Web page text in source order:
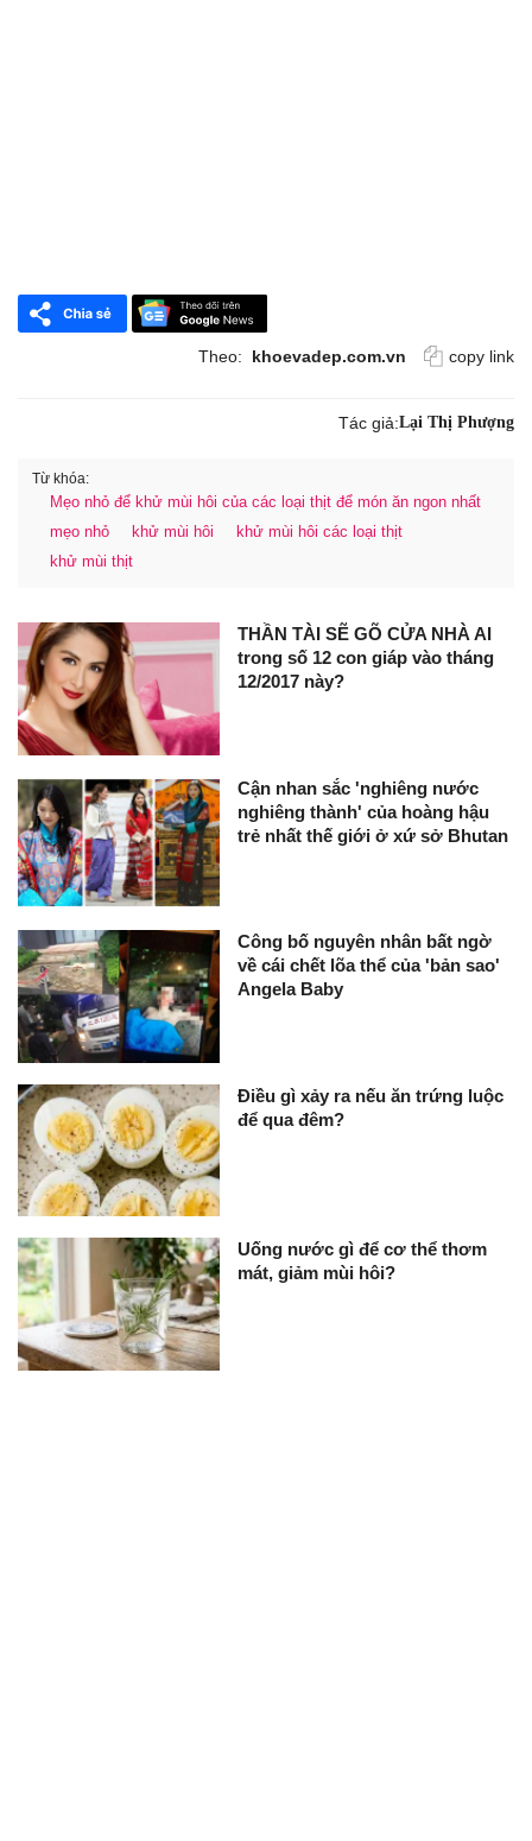
Theo: khoevadep.com.vn copy link
Tác giả:Lại Thị Phượng
Từ khóa:
Mẹo nhỏ để khử mùi hôi của các loại thịt để món ăn ngon nhất
mẹo nhỏ
khử mùi hôi
khử mùi hôi các loại thịt
khử mùi thịt
THẦN TÀI SẼ GÕ CỬA NHÀ AI
trong số 12 con giáp vào tháng
12/2017 này?
Cận nhan sắc 'nghiêng nước
nghiêng thành' của hoàng hậu
trẻ nhất thế giới ở xứ sở Bhutan
Công bố nguyên nhân bất ngờ
về cái chết lõa thể của 'bản sao'
Angela Baby
Điều gì xảy ra nếu ăn trứng luộc
để qua đêm?
Uống nước gì để cơ thể thơm
mát, giảm mùi hôi?